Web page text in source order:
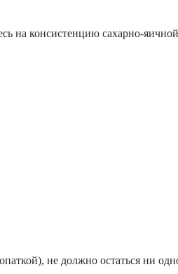
консистенцию сахарно-
не должно остаться ни